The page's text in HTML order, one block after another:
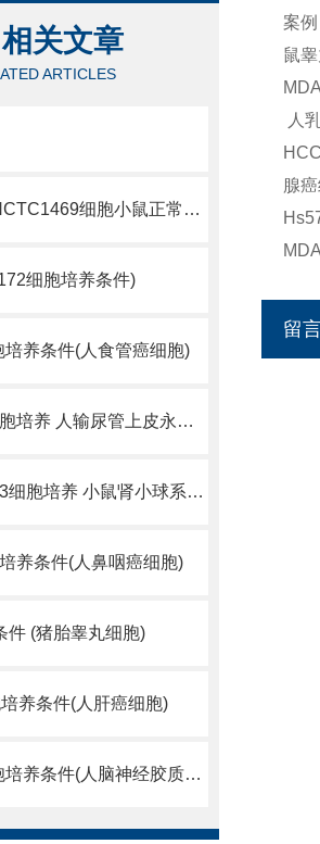
相关文章
ARTICLES
肝细胞培养 NCTC1469细胞小鼠正常肝细胞
细胞培养条件)
养条件(人食管癌细胞)
SV-HUC-1细胞培养 人输尿管上皮永生化细胞
SV40 MES 13细胞培养 小鼠肾小球系膜细胞
养条件(人鼻咽癌细胞)
件 (猪胎睾丸细胞)
养条件(人肝癌细胞)
SK-N-AS细胞培养条件(人脑神经胶质母细胞瘤)
案
鼠
人
腺
留